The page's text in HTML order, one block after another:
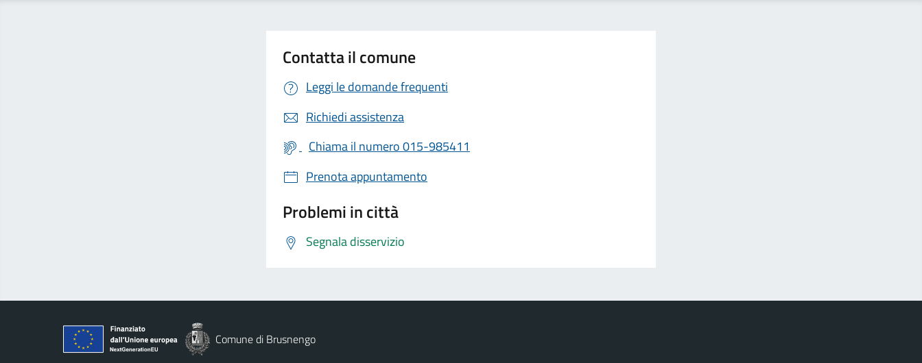
Contatta il comune
Leggi le domande frequenti
Richiedi assistenza
Chiama il numero 015-985411
Prenota appuntamento
Problemi in città
Segnala disservizio
Comune di Brusnengo